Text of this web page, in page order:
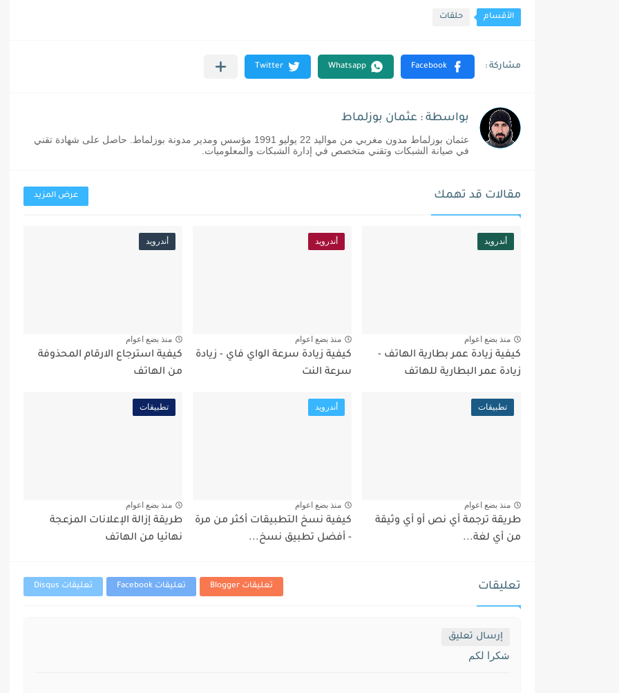
الأقسام حلقات
بواسطة : عثمان بوزلماط
عثمان بوزلماط مدون مغربي من مواليد 22 يوليو 1991 مؤسس ومدير مدونة بوزلماط. حاصل على شهادة تقني
في صيانة الشبكات وتقني متخصص في إدارة الشبكات والمعلوميات.
مقالات قد تهمك عرض المزيد
أندرويد
منذ بضع اعوام
كيفية زيادة عمر بطارية الهاتف -
زيادة عمر البطارية للهاتف
أندرويد
منذ بضع اعوام
كيفية زيادة سرعة الواي فاي - زيادة
سرعة النت
أندرويد
منذ بضع اعوام
كيفية استرجاع الارقام المحذوفة
من الهاتف
تطبيقات
منذ بضع اعوام
طريقة ترجمة أي نص أو أي وثيقة
من أي لغة...
أندرويد
منذ بضع اعوام
كيفية نسخ التطبيقات أكثر من مرة
- أفضل تطبيق نسخ...
تطبيقات
منذ بضع اعوام
طريقة إزالة الإعلانات المزعجة
نهائيا من الهاتف
تعليقات تعليقات Blogger تعليقات Facebook تعليقات Disqus
إرسال تعليق
شكرا لكم